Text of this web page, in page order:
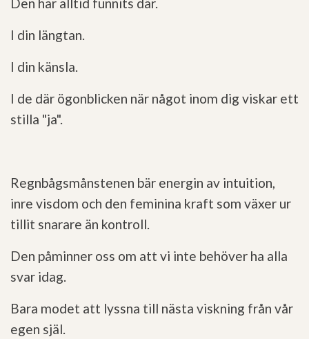
Den har alltid funnits där.
I din längtan.
I din känsla.
I de där ögonblicken när något inom dig viskar ett
stilla "ja".
Regnbågsmånstenen bär energin av intuition,
inre visdom och den feminina kraft som växer ur
tillit snarare än kontroll.
Den påminner oss om att vi inte behöver ha alla
svar idag.
Bara modet att lyssna till nästa viskning från vår
egen själ.